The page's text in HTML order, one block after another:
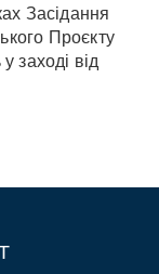
Засідання
Проєкту
заході від